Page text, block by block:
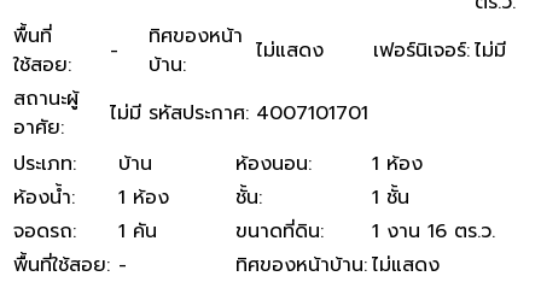
พื้นที่
ใช้สอย: -
ทิศของหน้า
บ้าน: ไม่แสดง เฟอร์นิเจอร์:ไม่มี
สถานะผู้
อาศัย: ไม่มี รหัสประกาศ: 4007101701
ประเภท: บ้าน ห้องนอน:
1 ห้อง
ห้องน้ำ: 1 ห้อง ชั้น:
1 ชั้น
จอดรถ: 1 คัน ขนาดที่ดิน:
1 งาน 16 ตร.ว.
พื้นที่ใช้สอย: - ทิศของหน้าบ้าน:ไม่แสดง